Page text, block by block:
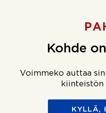
Kohde
Voimmeko auttaa
kiinteistön
KYLLÄ,